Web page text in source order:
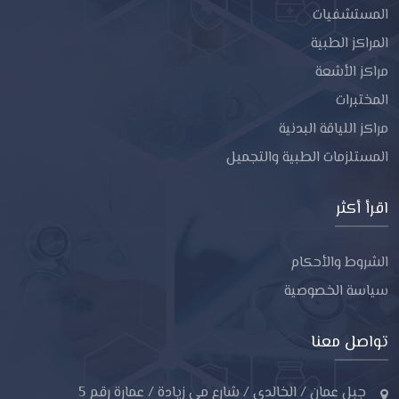
المستشفيات
المراكز الطبية
مراكز الأشعة
المختبرات
مراكز اللياقة البدنية
المستلزمات الطبية والتجميل
اقرأ أكثر
الشروط والأحكام
سياسة الخصوصية
تواصل معنا
جبل عمان / الخالدي / شارع مي زيادة / عمارة رقم 5